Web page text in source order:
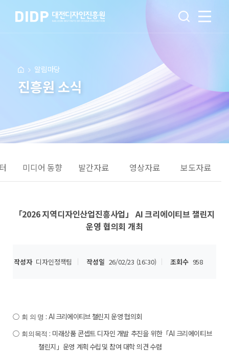
알림마당
진흥원 소식
미디어 동향 발간자료 영상자료 보도자료
「2026 지역디자인산업진흥사업」 AI 크리에이티브 챌린지
운영 협의회 개최
작성자 디자인정책팀 작성일 26/02/23 (16:30) 조회수 958
○ 회 의 명 : AI 크리에이티브 챌린지 운영 협의회
○ 회의목적 : 미래상품 콘셉트 디자인 개발 추진을 위한「AI 크리에이티브
챌린지 」 운영 계획 수립 및 참여 대학 의견 수렴